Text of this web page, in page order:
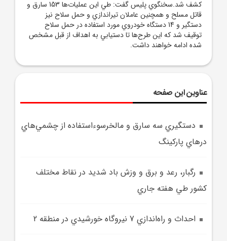
کشف شد.سخنگوي پليس گفت: طي اين عمليات‌ها 153 سارق و
قاتل مسلح و همچنين عاملان تيراندازي و حمل سلاح نيز
دستگير و 14 دستگاه خودروي مورد استفاده در حمل سلاح
توقيف شد که اين طرح‌ها تا دستيابي به اهداف از قبل مشخص
شده ادامه خواهند داشت.
عناوین این صفحه
دستگيري سه سارق و مالخرسوء‌استفاده از چشمي‌هاي
درهاي پارکينگ
رگبار، رعد و برق و وزش باد شديد در نقاط مختلف
کشور طي هفته جاري
احداث و راه‌اندازي 7 نيروگاه خورشيدي در منطقه 2